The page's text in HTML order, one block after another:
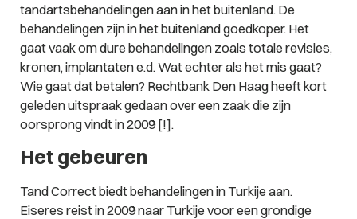
tandartsbehandelingen aan in het buitenland. De
behandelingen zijn in het buitenland goedkoper. Het
gaat vaak om dure behandelingen zoals totale revisies,
kronen, implantaten e.d. Wat echter als het mis gaat?
Wie gaat dat betalen? Rechtbank Den Haag heeft kort
geleden uitspraak gedaan over een zaak die zijn
oorsprong vindt in 2009 [!].
Het gebeuren
Tand Correct biedt behandelingen in Turkije aan.
Eiseres reist in 2009 naar Turkije voor een grondige